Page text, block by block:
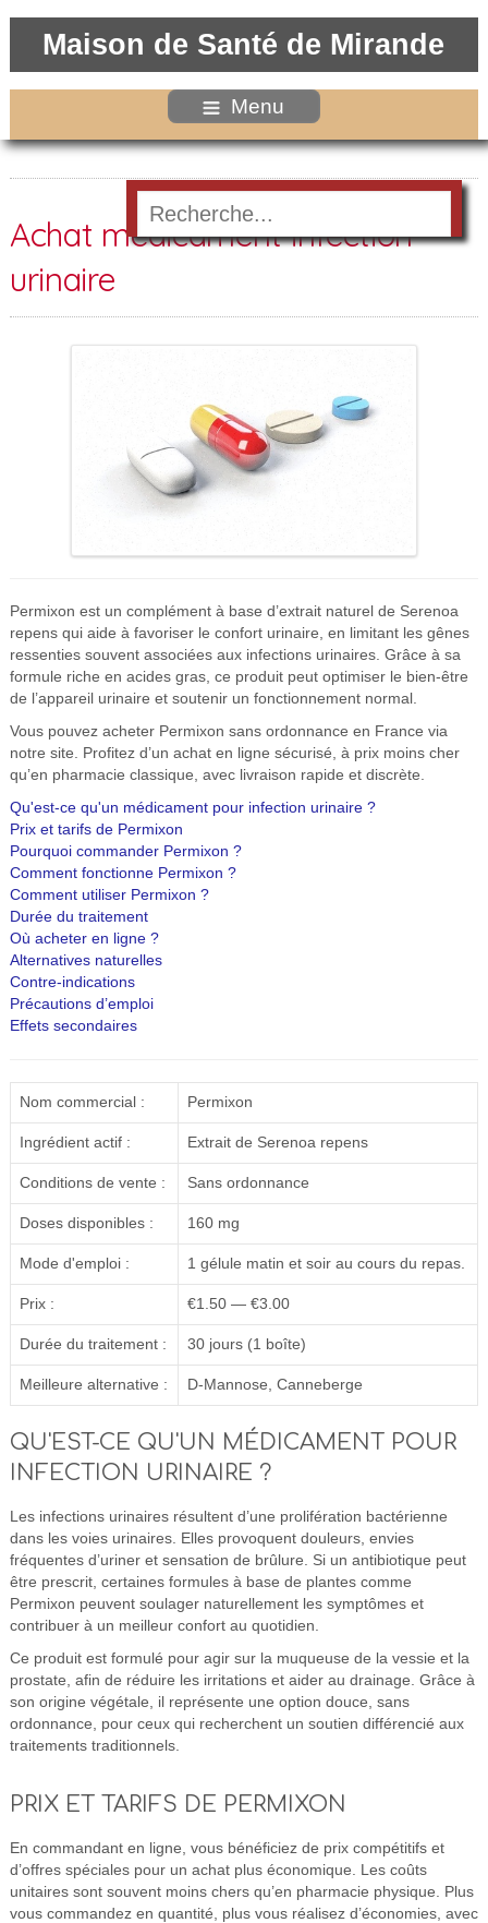
Maison de Santé de Mirande
Menu
Achat medicament infection
urinaire
Permixon est un complément à base d’extrait naturel de Serenoa
repens qui aide à favoriser le confort urinaire, en limitant les gênes
ressenties souvent associées aux infections urinaires. Grâce à sa
formule riche en acides gras, ce produit peut optimiser le bien-être
de l’appareil urinaire et soutenir un fonctionnement normal.
Vous pouvez acheter Permixon sans ordonnance en France via
notre site. Profitez d’un achat en ligne sécurisé, à prix moins cher
qu’en pharmacie classique, avec livraison rapide et discrète.
Qu'est-ce qu'un médicament pour infection urinaire ?
Prix et tarifs de Permixon
Pourquoi commander Permixon ?
Comment fonctionne Permixon ?
Comment utiliser Permixon ?
Durée du traitement
Où acheter en ligne ?
Alternatives naturelles
Contre-indications
Précautions d’emploi
Effets secondaires
Nom commercial : Permixon
Ingrédient actif : Extrait de Serenoa repens
Conditions de vente : Sans ordonnance
Doses disponibles : 160 mg
Mode d'emploi : 1 gélule matin et soir au cours du repas.
Prix : €1.50 — €3.00
Durée du traitement : 30 jours (1 boîte)
Meilleure alternative : D-Mannose, Canneberge
QU'EST-CE QU'UN MÉDICAMENT POUR
INFECTION URINAIRE ?
Les infections urinaires résultent d’une prolifération bactérienne
dans les voies urinaires. Elles provoquent douleurs, envies
fréquentes d’uriner et sensation de brûlure. Si un antibiotique peut
être prescrit, certaines formules à base de plantes comme
Permixon peuvent soulager naturellement les symptômes et
contribuer à un meilleur confort au quotidien.
Ce produit est formulé pour agir sur la muqueuse de la vessie et la
prostate, afin de réduire les irritations et aider au drainage. Grâce à
son origine végétale, il représente une option douce, sans
ordonnance, pour ceux qui recherchent un soutien différencié aux
traitements traditionnels.
PRIX ET TARIFS DE PERMIXON
En commandant en ligne, vous bénéficiez de prix compétitifs et
d’offres spéciales pour un achat plus économique. Les coûts
unitaires sont souvent moins chers qu’en pharmacie physique. Plus
vous commandez en quantité, plus vous réalisez d’économies, avec